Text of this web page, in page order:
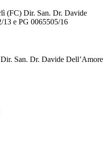
(FC) Dir. San. Dr. Davide
13 e PG 0065505/16
San. Dr. Davide Dell’Amore